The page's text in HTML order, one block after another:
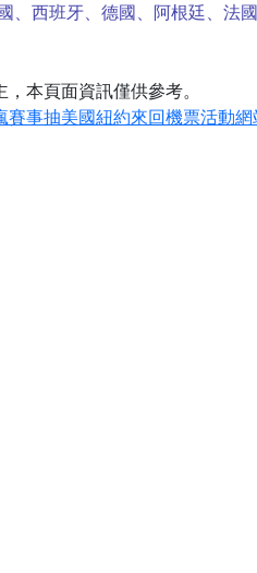
、西班牙、德國、阿根廷、法
本頁面資訊僅供參考。
賽事抽美國紐約來回機票活動網